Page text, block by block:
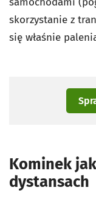
skorzystanie z
się właśnie
Kominek
dystansach